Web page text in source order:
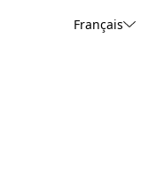
Français